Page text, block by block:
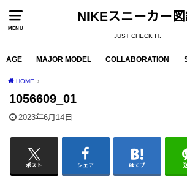
MENU
NIKEスニーカー
JUST CHECK IT.
AGE MAJOR MODEL COLLABORATION
HOME
1056609_01
2023年6月14日
ポスト シェア はてブ